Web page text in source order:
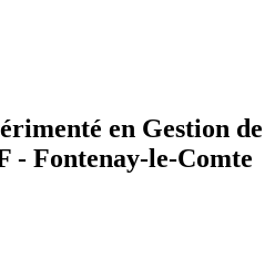
en Gestion de
- Fontenay-le-Comte